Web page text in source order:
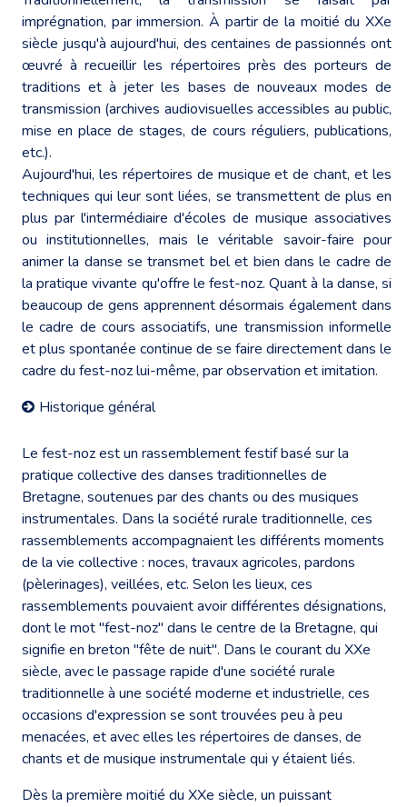
imprégnation, par immersion. À partir de la moitié du XXe
siècle jusqu'à aujourd'hui, des centaines de passionnés ont
œuvré à recueillir les répertoires près des porteurs de
traditions et à jeter les bases de nouveaux modes de
transmission (archives audiovisuelles accessibles au public,
mise en place de stages, de cours réguliers, publications,
etc.).
Aujourd'hui, les répertoires de musique et de chant, et les
techniques qui leur sont liées, se transmettent de plus en
plus par l'intermédiaire d'écoles de musique associatives
ou institutionnelles, mais le véritable savoir-faire pour
animer la danse se transmet bel et bien dans le cadre de
la pratique vivante qu'offre le fest-noz. Quant à la danse, si
beaucoup de gens apprennent désormais également dans
le cadre de cours associatifs, une transmission informelle
et plus spontanée continue de se faire directement dans le
cadre du fest-noz lui-même, par observation et imitation.
Historique général
Le fest-noz est un rassemblement festif basé sur la
pratique collective des danses traditionnelles de
Bretagne, soutenues par des chants ou des musiques
instrumentales. Dans la société rurale traditionnelle, ces
rassemblements accompagnaient les différents moments
de la vie collective : noces, travaux agricoles, pardons
(pèlerinages), veillées, etc. Selon les lieux, ces
rassemblements pouvaient avoir différentes désignations,
dont le mot "fest-noz" dans le centre de la Bretagne, qui
signifie en breton "fête de nuit". Dans le courant du XXe
siècle, avec le passage rapide d'une société rurale
traditionnelle à une société moderne et industrielle, ces
occasions d'expression se sont trouvées peu à peu
menacées, et avec elles les répertoires de danses, de
chants et de musique instrumentale qui y étaient liés.
Dès la première moitié du XXe siècle, un puissant